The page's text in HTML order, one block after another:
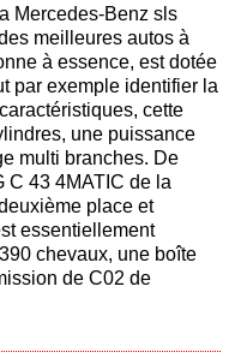
Mercedes-Benz sls
meilleures autos à
à essence, est dotée
par exemple identifier la
cette
une puissance
multi branches. De
C 43 4MATIC de la
place et
essentiellement
chevaux, une boîte
de C02 de